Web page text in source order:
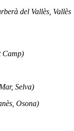
del Vallès, Vallès
Camp)
Selva)
Osona)